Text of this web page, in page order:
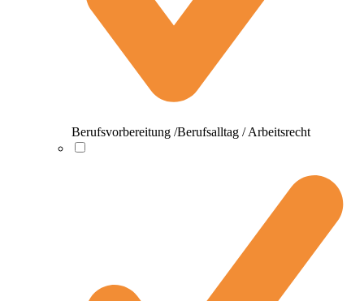
Berufsvorbereitung /Berufsalltag / Arbeitsrecht